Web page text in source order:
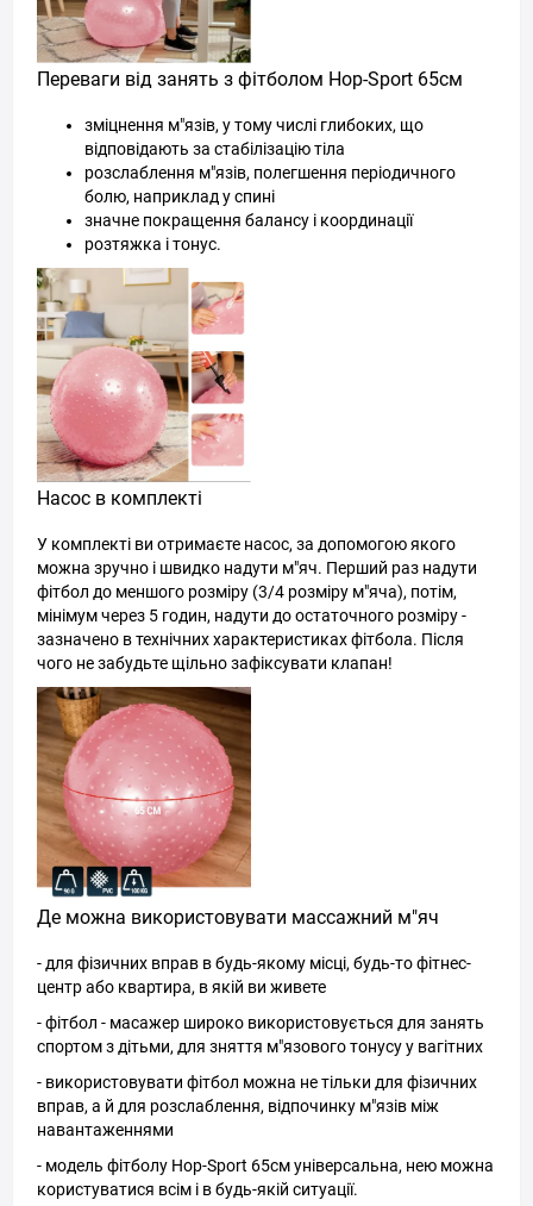
Переваги від занять з фітболом Hop-Sport 65см
зміцнення м"язів, у тому числі глибоких, що
відповідають за стабілізацію тіла
розслаблення м"язів, полегшення періодичного
болю, наприклад у спині
значне покращення балансу і координації
розтяжка і тонус.
Насос в комплекті
У комплекті ви отримаєте насос, за допомогою якого
можна зручно і швидко надути м"яч. Перший раз надути
фітбол до меншого розміру (3/4 розміру м"яча), потім,
мінімум через 5 годин, надути до остаточного розміру -
зазначено в технічних характеристиках фітбола. Після
чого не забудьте щільно зафіксувати клапан!
Де можна використовувати массажний м"яч
- для фізичних вправ в будь-якому місці, будь-то фітнес-
центр або квартира, в якій ви живете
- фітбол - масажер широко використовується для занять
спортом з дітьми, для зняття м"язового тонусу у вагітних
- використовувати фітбол можна не тільки для фізичних
вправ, а й для розслаблення, відпочинку м"язів між
навантаженнями
- модель фітболу Hop-Sport 65см універсальна, нею можна
користуватися всім і в будь-якій ситуації.